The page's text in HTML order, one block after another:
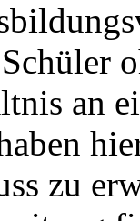
an
zu